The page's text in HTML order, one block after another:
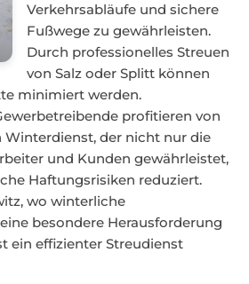
Verkehrsabläufe und sichere
Fußwege zu gewährleisten.
Durch professionelles Streuen
von Salz oder Splitt können
minimiert werden.
profitieren von
Winterdienst, der nicht nur die
und Kunden gewährleistet,
Haftungsrisiken reduziert.
wo winterliche
besondere Herausforderung
ein effizienter Streudienst